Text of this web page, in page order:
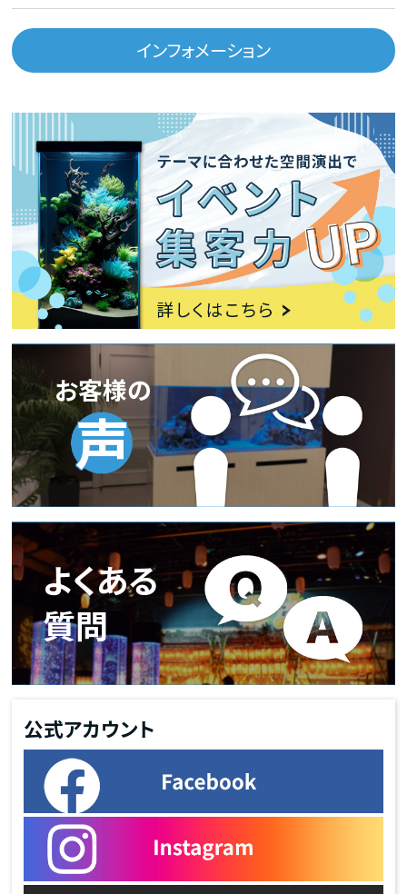
インフォメーション
お客様の
声
よくある
質問
公式アカウント